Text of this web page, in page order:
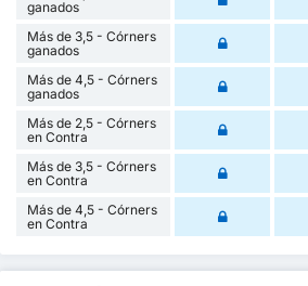
ganados
Más de 3,5 - Córners
ganados
Más de 4,5 - Córners
ganados
Más de 2,5 - Córners
en Contra
Más de 3,5 - Córners
en Contra
Más de 4,5 - Córners
en Contra